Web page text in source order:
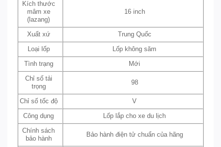
Kích thước
mâm xe
(lazang)
16 inch
Xuất xứ Trung Quốc
Loại lốp Lốp không săm
Tình trạng Mới
Chỉ số tải
trọng
98
Chỉ số tốc độ V
Công dụng Lốp lắp cho xe du lịch
Chính sách
bảo hành
Bảo hành điện tử chuẩn của hãng